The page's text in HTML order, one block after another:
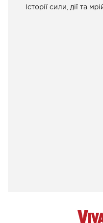
Історії сили, дії та